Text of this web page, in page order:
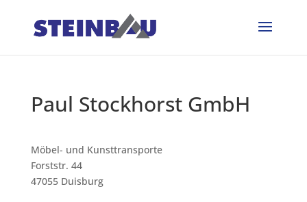
Paul Stockhorst GmbH
Möbel- und Kunsttransporte
Forststr. 44
47055 Duisburg